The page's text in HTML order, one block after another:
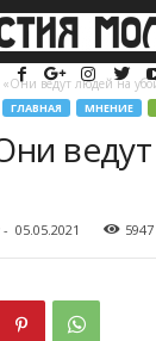
«Они ведут людей на
ГЛАВНАЯ МНЕНИЕ
- 05.05.2021 5947